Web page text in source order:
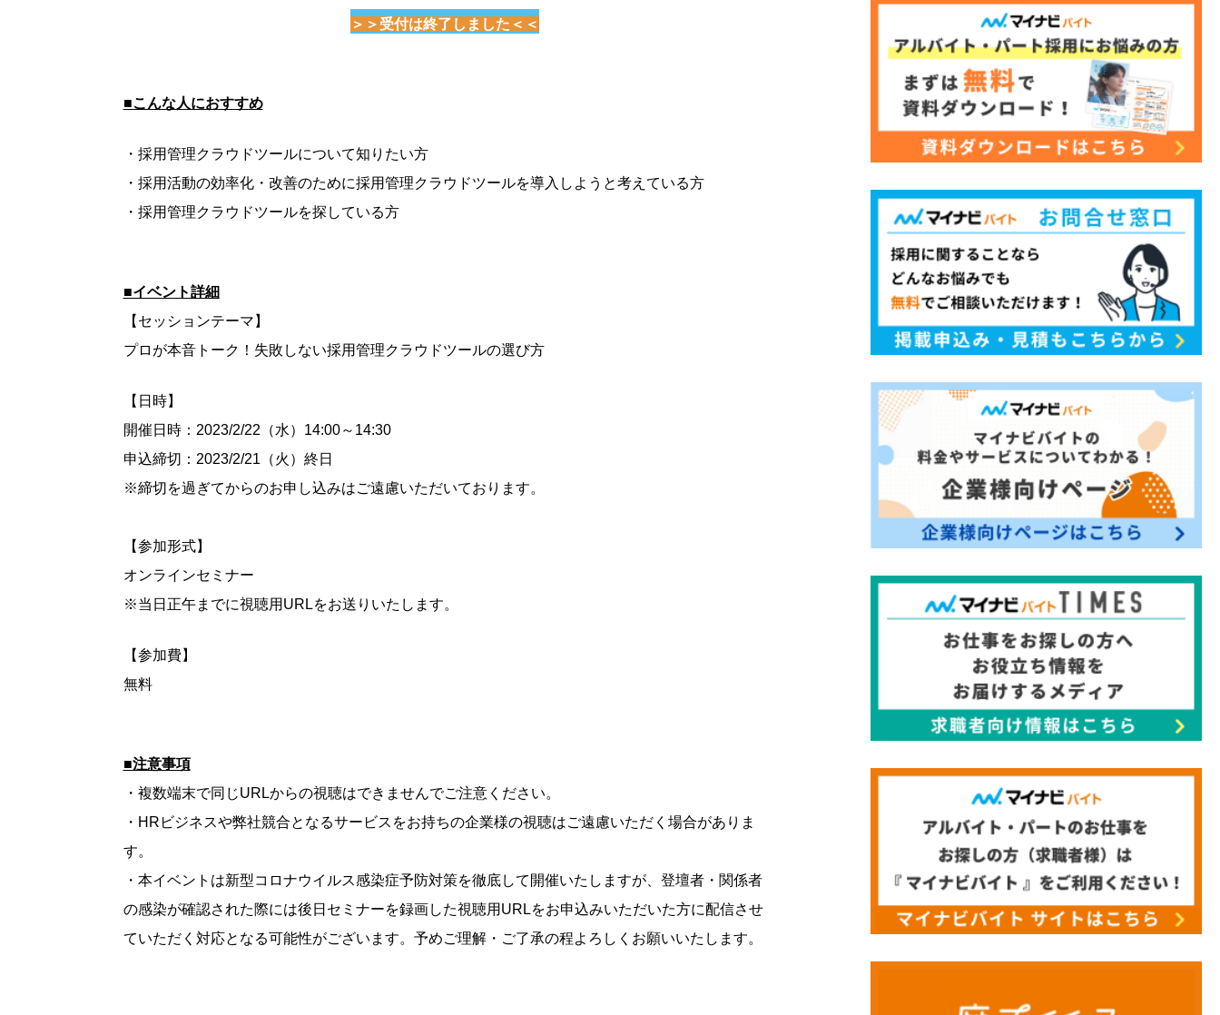
＞＞受付は終了しました＜＜
■こんな人におすすめ
・採用管理クラウドツールについて知りたい方
・採用活動の効率化・改善のために採用管理クラウドツールを導入しようと考えている方
・採用管理クラウドツールを探している方
■イベント詳細
【セッションテーマ】
プロが本音トーク！失敗しない採用管理クラウドツールの選び方
【日時】
開催日時：2023/2/22（水）14:00～14:30
申込締切：2023/2/21（火）終日
※締切を過ぎてからのお申し込みはご遠慮いただいております。
【参加形式】
オンラインセミナー
※当日正午までに視聴用URLをお送りいたします。
【参加費】
無料
■注意事項
・複数端末で同じURLからの視聴はできませんでご注意ください。
・HRビジネスや弊社競合となるサービスをお持ちの企業様の視聴はご遠慮いただく場合がありま
す。
・本イベントは新型コロナウイルス感染症予防対策を徹底して開催いたしますが、登壇者・関係者
の感染が確認された際には後日セミナーを録画した視聴用URLをお申込みいただいた方に配信させ
ていただく対応となる可能性がございます。予めご理解・ご了承の程よろしくお願いいたします。